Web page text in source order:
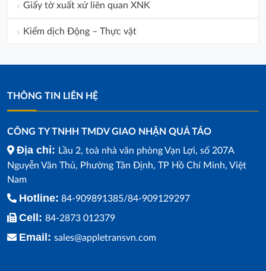
Giấy tờ xuất xứ liên quan XNK
Kiểm dịch Động – Thực vật
THÔNG TIN LIÊN HỆ
CÔNG TY TNHH TMDV GIAO NHẬN QUẢ TÁO
Địa chỉ: Lầu 2, toà nhà văn phòng Vạn Lợi, số 207A
Nguyễn Văn Thủ, Phường Tân Định, TP Hồ Chí Minh, Việt
Nam
Hotline: 84-909891385/84-909129297
Cell: 84-2873 012379
Email: sales@appletransvn.com